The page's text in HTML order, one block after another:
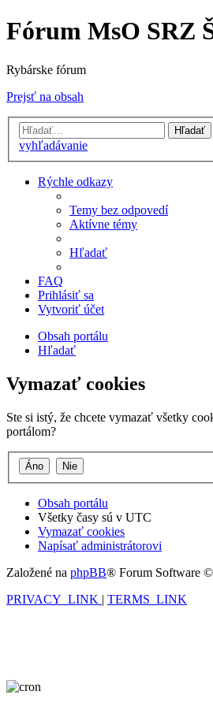
Fórum MsO SRZ
Rybárske fórum
Prejsť na obsah
Hľadať
vyhľadávanie
Rýchle odkazy
Temy bez odpovedí
Aktívne témy
Hľadať
FAQ
Prihlásiť sa
Vytvoriť účet
Obsah portálu
Hľadať
Vymazať cookies
Ste si istý, že chcete vymazať všetky
portálom?
Obsah portálu
Všetky časy sú v UTC
Vymazať cookies
Napísať administrátorovi
Založené na phpBB® Forum Software
PRIVACY_LINK | TERMS_LINK